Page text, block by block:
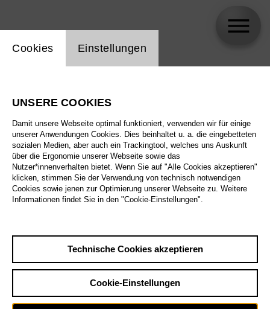
Biographie
Spielplan
Einstellung Website Cookie
Cookies Einstellungen
UNSERE COOKIES
Damit unsere Webseite optimal funktioniert, verwenden wir für einige
unserer Anwendungen Cookies. Dies beinhaltet u. a. die eingebetteten
sozialen Medien, aber auch ein Trackingtool, welches uns Auskunft
über die Ergonomie unserer Webseite sowie das
Nutzer*innenverhalten bietet. Wenn Sie auf "Alle Cookies akzeptieren"
klicken, stimmen Sie der Verwendung von technisch notwendigen
Cookies sowie jenen zur Optimierung unserer Webseite zu. Weitere
Informationen findet Sie in den "Cookie-Einstellungen".
Technische Cookies akzeptieren
Cookie-Einstellungen